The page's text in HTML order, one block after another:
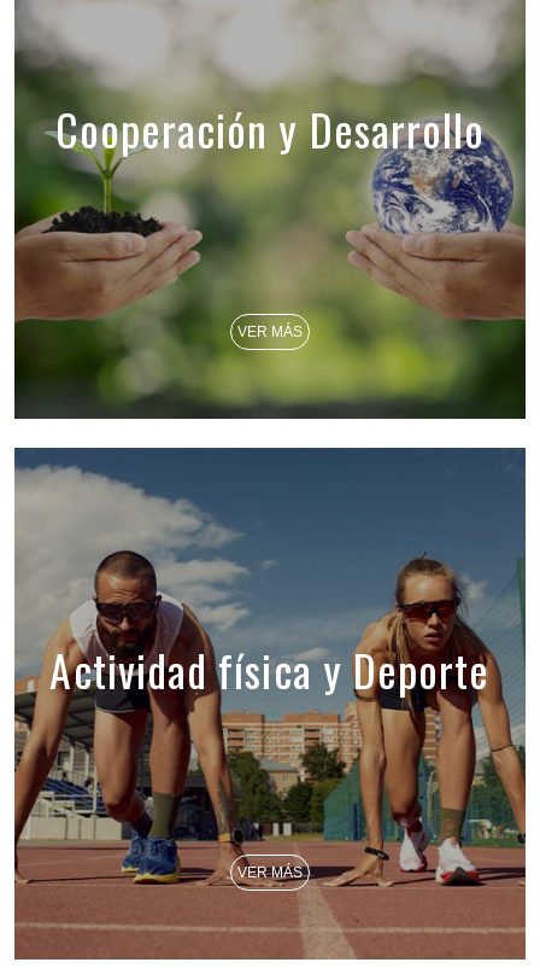
Cooperación y Desarrollo
VER MÁS
Actividad física y Deporte
VER MÁS